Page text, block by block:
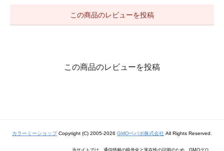
この商品のレビューを投稿
この商品のレビューを投稿
カラーミーショップCopyright (C) 2005-2026 GMOペパボ株式会社 All Rights Reserved.
当サイトでは、通信情報の暗号化と実在性の証明のため、GMOグロ